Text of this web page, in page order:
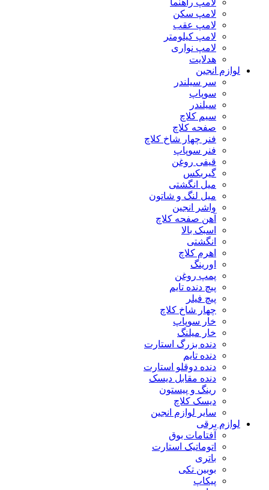
لامپ راهنما
لامپ سکن
لامپ عقب
لامپ کیلومتر
لامپ نواری
هدلایت
لوازم انجین
سر سیلندر
سوپاپ
سیلندر
سیم کلاچ
صفحه کلاچ
فنر چهار شاخ کلاچ
فنر سوپاپ
قیفی روغن
گیربکس
میل انگشتی
میل لنگ و شاتون
واشر انجین
آهن صفحه کلاچ
اسبک بالا
انگشتی
اهرم کلاچ
اورینگ
پمپ روغن
پیچ دنده تایم
پیچ فیلر
چهار شاخ کلاچ
خار سوپاپ
خار میلنگ
دنده بزرگ استارت
دنده تایم
دنده دوقلو استارت
دنده مقابل دیسک
رینگ و پیستون
دیسک کلاچ
سایر لوازم انجین
لوازم برقی
آفتامات بوق
اتوماتیک استارت
باتری
بوبین تکی
پیکاپ